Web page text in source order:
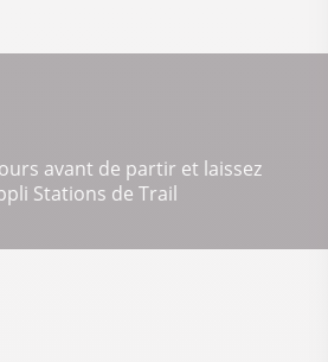
avant de partir et laissez
Stations de Trail